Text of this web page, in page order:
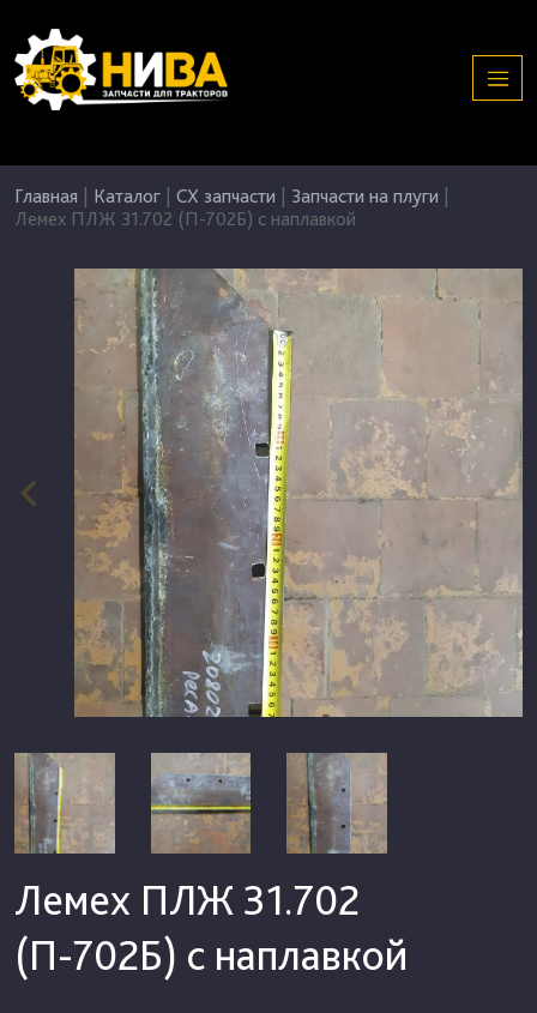
Главная Каталог СХ запчасти Запчасти на плуги
Лемех ПЛЖ 31.702 (П-702Б) с наплавкой
Лемех ПЛЖ 31.702
(П-702Б) с наплавкой